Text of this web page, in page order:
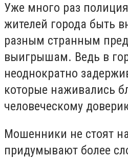
Уже много раз
жителей города быть
разным странным
выигрышам. Ведь в
неоднократно
которые наживались
человеческому
Мошенники не стоят
придумывают более